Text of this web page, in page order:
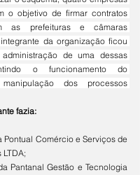
o objetivo de firmar contratos
as prefeituras e câmaras
da organização ficou
de uma dessas
o funcionamento do
dos processos
fazia:
Pontual Comércio e Serviços de
Pantanal Gestão e Tecnologia